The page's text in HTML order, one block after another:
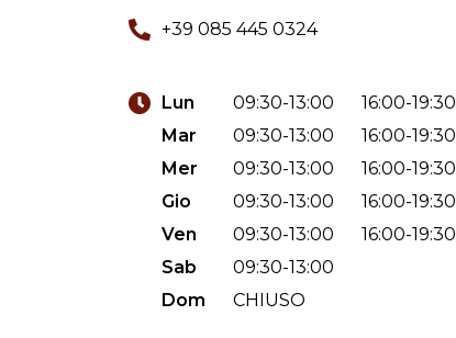
+39 085 445 0324
Lun 09:30-13:00
16:00-19:30
Mar
09:30-13:00
16:00-19:30
Mer
09:30-13:00
16:00-19:30
Gio
09:30-13:00
16:00-19:30
Ven
09:30-13:00
16:00-19:30
Sab
09:30-13:00
Dom
CHIUSO